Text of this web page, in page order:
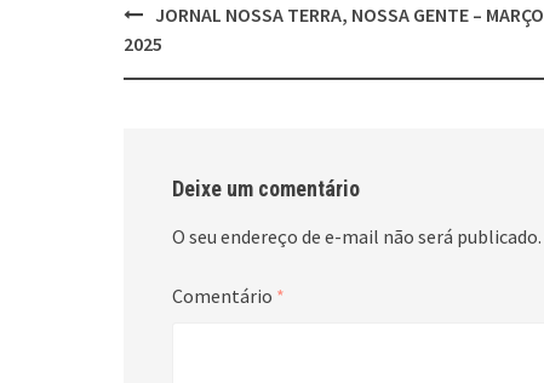
Post
navigation
JORNAL NOSSA TERRA, NOSSA GENTE – MARÇO
2025
Deixe um comentário
O seu endereço de e-mail não será publicado.
Comentário *